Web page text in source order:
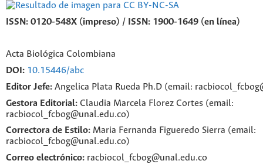
ISSN: 0120-548X (impreso) / ISSN: 1900-1649 (en línea)
Acta Biológica Colombiana
DOI: 10.15446/abc
Editor Jefe: Angelica Plata Rueda Ph.D (email:
Gestora Editorial: Claudia Marcela Florez Cortes (email:
racbiocol_fcbog@unal.edu.co)
Correctora de Estilo: Maria Fernanda Figueredo Sierra (email:
racbiocol_fcbog@unal.edu.co)
Correo electrónico: racbiocol_fcbog@unal.edu.co